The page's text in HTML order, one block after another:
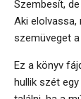
Szembesít,
Aki elolvassa,
szemüveget
Ez a könyv
hullik szét